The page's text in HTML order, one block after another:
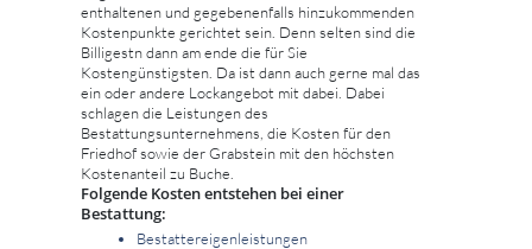
enthaltenen und gegebenenfalls hinzukommenden
Kostenpunkte gerichtet sein. Denn selten sind die
Billigestn dann am ende die für Sie
Kostengünstigsten. Da ist dann auch gerne mal das
ein oder andere Lockangebot mit dabei. Dabei
schlagen die Leistungen des
Bestattungsunternehmens, die Kosten für den
Friedhof sowie der Grabstein mit den höchsten
Kostenanteil zu Buche.
Folgende Kosten entstehen bei einer
Bestattung:
Bestattereigenleistungen